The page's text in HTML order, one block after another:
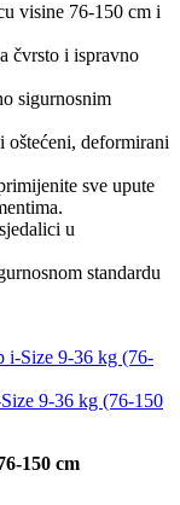
visine 76-150 cm i
čvrsto i ispravno
sigurnosnim
oštećeni, deformirani
sve upute
u
standardu
9-36 kg (76-150
150 cm